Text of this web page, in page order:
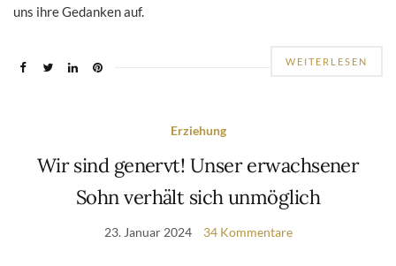
uns ihre Gedanken auf.
WEITERLESEN
Erziehung
Wir sind genervt! Unser erwachsener
Sohn verhält sich unmöglich
23. Januar 2024 34 Kommentare